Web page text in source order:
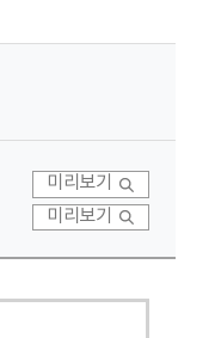
미리보기
미리보기